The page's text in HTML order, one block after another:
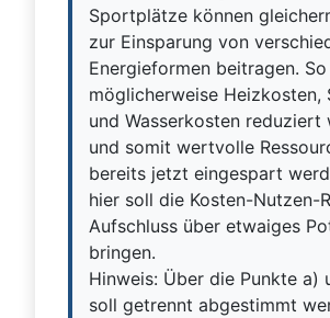
Sportplätze können
zur Einsparung von
Energieformen beitragen.
möglicherweise Heizkosten,
und Wasserkosten reduziert
und somit wertvolle
bereits jetzt eingespart
hier soll die Kosten-Nutzen-
Aufschluss über etwaiges
bringen.
Hinweis: Über die Punkte a)
soll getrennt abgestimmt